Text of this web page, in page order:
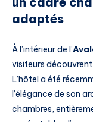
adaptés
À l’intérieur de l’
visiteurs
L’hôtel a été
l’élégance de son
chambres,